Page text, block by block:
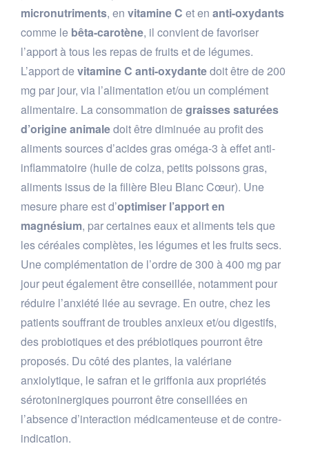
micronutriments, en vitamine C et en anti-oxydants
comme le bêta-carotène, il convient de favoriser
l’apport à tous les repas de fruits et de légumes.
L’apport de vitamine C anti-oxydantedoit être de 200
mg par jour, via l’alimentation et/ou un complément
alimentaire. La consommation de graisses saturées
d’origine animaledoit être diminuée au profit des
aliments sources d’acides gras oméga-3 à effet anti-
inflammatoire (huile de colza, petits poissons gras,
aliments issus de la filière Bleu Blanc Cœur). Une
mesure phare est d’optimiser l’apport en
magnésium, par certaines eaux et aliments tels que
les céréales complètes, les légumes et les fruits secs.
Une complémentation de l’ordre de 300 à 400 mg par
jour peut également être conseillée, notamment pour
réduire l’anxiété liée au sevrage. En outre, chez les
patients souffrant de troubles anxieux et/ou digestifs,
des probiotiques et des prébiotiques pourront être
proposés. Du côté des plantes, la valériane
anxiolytique, le safran et le griffonia aux propriétés
sérotoninergiques pourront être conseillées en
l’absence d’interaction médicamenteuse et de contre-
indication.